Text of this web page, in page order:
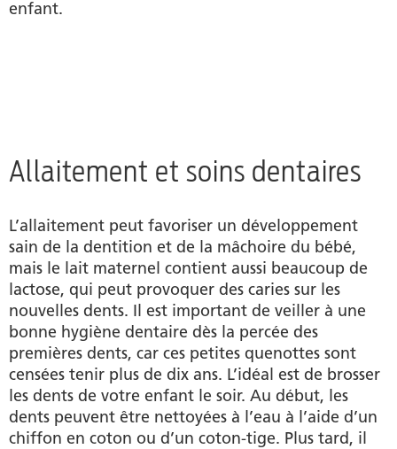
enfant.
Allaitement et soins dentaires
L’allaitement peut favoriser un développement
sain de la dentition et de la mâchoire du bébé,
mais le lait maternel contient aussi beaucoup de
lactose, qui peut provoquer des caries sur les
nouvelles dents. Il est important de veiller à une
bonne hygiène dentaire dès la percée des
premières dents, car ces petites quenottes sont
censées tenir plus de dix ans. L’idéal est de brosser
les dents de votre enfant le soir. Au début, les
dents peuvent être nettoyées à l’eau à l’aide d’un
chiffon en coton ou d’un coton-tige. Plus tard, il